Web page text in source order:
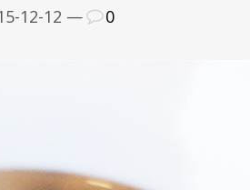
12-12 — 0